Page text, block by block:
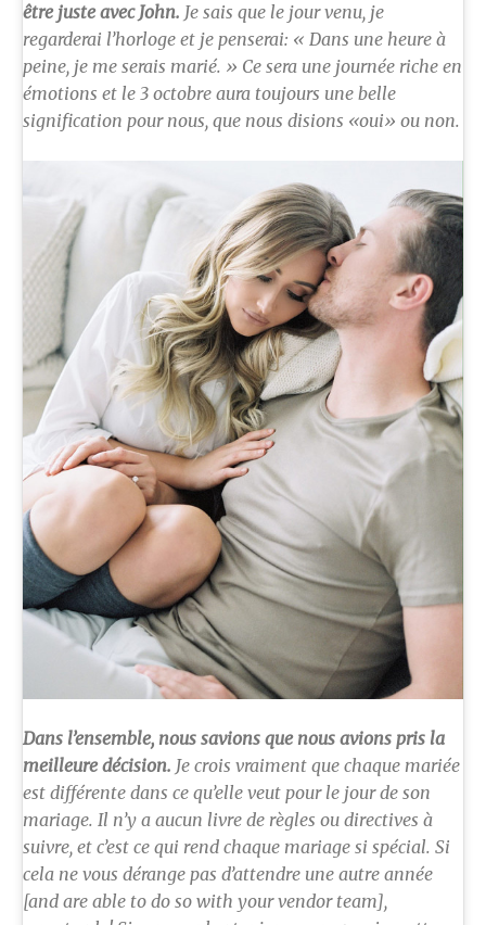
être juste avec John. Je sais que le jour venu, je
regarderai l’horloge et je penserai: « Dans une heure à
peine, je me serais marié. » Ce sera une journée riche en
émotions et le 3 octobre aura toujours une belle
signification pour nous, que nous disions «oui» ou non.
Dans l’ensemble, nous savions que nous avions pris la
meilleure décision. Je crois vraiment que chaque mariée
est différente dans ce qu’elle veut pour le jour de son
mariage. Il n’y a aucun livre de règles ou directives à
suivre, et c’est ce qui rend chaque mariage si spécial. Si
cela ne vous dérange pas d’attendre une autre année
[and are able to do so with your vendor team],